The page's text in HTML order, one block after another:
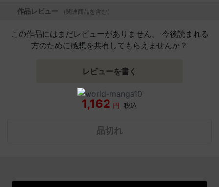
作品レビュー （関連商品を含む）
この作品にはまだレビューがありません。 今後読まれる
方のために感想を共有してもらえませんか？
レビューを書く
1,162 円 税込
品切れ